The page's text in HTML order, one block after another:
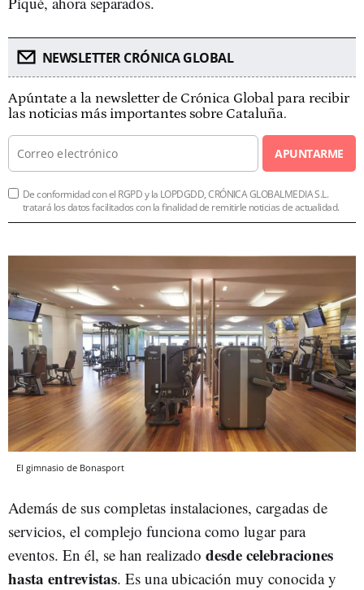
NEWSLETTER CRÓNICA GLOBAL
Apúntate a la newsletter de Crónica Global para recibir
las noticias más importantes sobre Cataluña.
APUNTARME
De conformidad con el RGPD y la LOPDGDD, CRÓNICA GLOBALMEDIA S.L.
tratará los datos facilitados con la finalidad de remitirle noticias de actualidad.
El gimnasio de Bonasport
Además de sus completas instalaciones, cargadas de
servicios, el complejo funciona como lugar para
eventos. En él, se han realizado desde celebraciones
hasta entrevistas. Es una ubicación muy conocida y